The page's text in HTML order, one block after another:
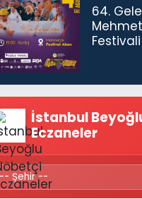
64.
İstanbul
Eczaneler